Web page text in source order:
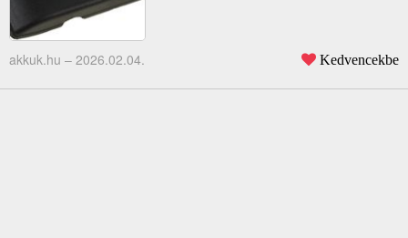
akkuk.hu – 2026.02.04. Kedvencekbe